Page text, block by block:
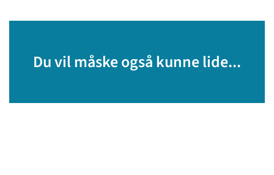
Du vil måske også kunne lide...